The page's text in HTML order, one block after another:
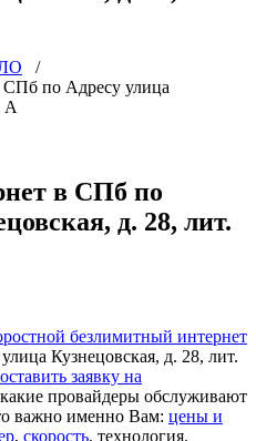
/
по Адресу улица
А
в СПб по
д. 28, лит.
безлимитный интернет
Кузнецовская, д. 28, лит.
оставить заявку на
провайдеры обслуживают
важно именно Вам: цены и
, скорость, технология,